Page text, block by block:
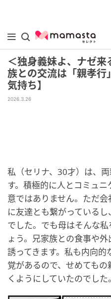
＜独身義妹よ、ナゼ
族との交流は「親孝行
気持ち】
2026.3.26
私（セリナ、30才）は、
す。積極的に人とコミュ
意ではありません。ただ
に友達とも繋がっている
でした。でも母はそんな
ょう。兄家族との食事や
誘ってきます。私も内向
覚があるので、せめても
くようにしていたのでした。